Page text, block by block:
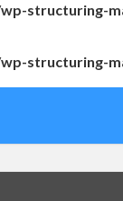
structuring-
structuring-